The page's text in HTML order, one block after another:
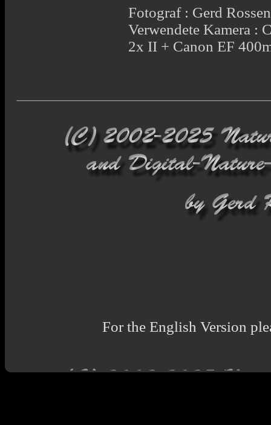
Fotograf : Gerd Rossen
Verwendete Kamera :
2x II + Canon EF
For the English Version